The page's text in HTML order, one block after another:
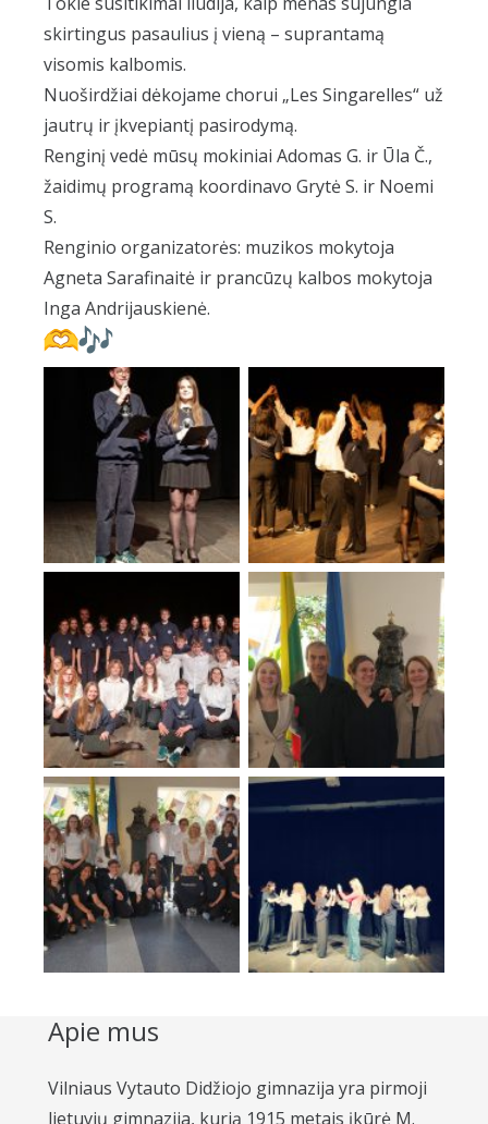
skirtingus pasaulius į vieną – suprantamą
visomis kalbomis.
Nuoširdžiai dėkojame chorui „Les Singarelles“ už
jautrų ir įkvepiantį pasirodymą.
Renginį vedė mūsų mokiniai Adomas G. ir Ūla Č.,
žaidimų programą koordinavo Grytė S. ir Noemi
S.
Renginio organizatorės: muzikos mokytoja
Agneta Sarafinaitė ir prancūzų kalbos mokytoja
Inga Andrijauskienė.
Apie mus
Vilniaus Vytauto Didžiojo gimnazija yra pirmoji
lietuvių gimnazija, kurią 1915 metais įkūrė M.